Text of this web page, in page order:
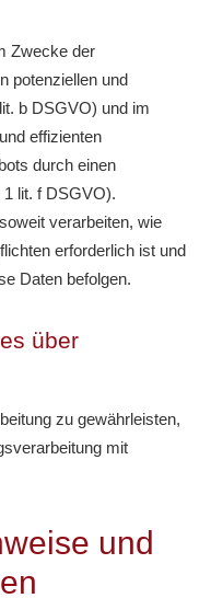
Zwecke der
potenziellen und
b DSGVO) und im
effizienten
durch einen
1 lit. f DSGVO).
verarbeiten, wie
erforderlich ist und
Daten befolgen.
über
zu gewährleisten,
mit
und